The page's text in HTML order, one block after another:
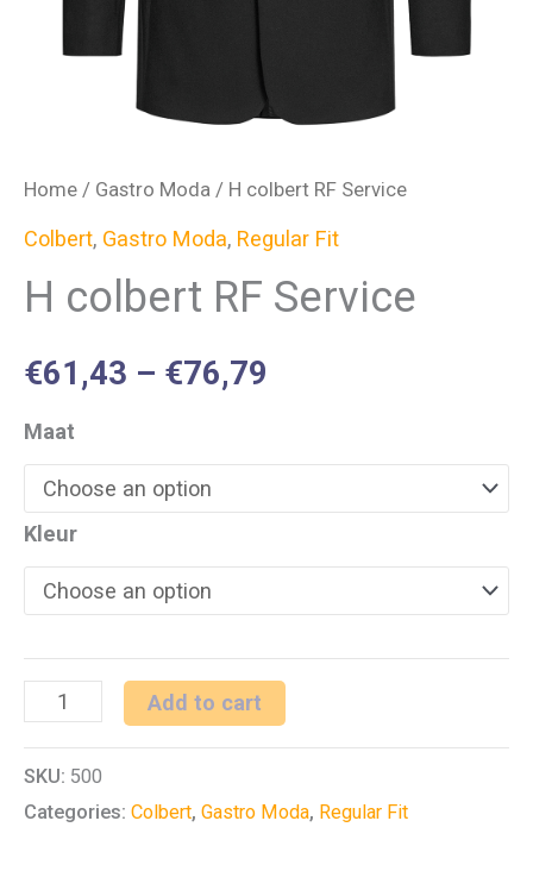
Home / Gastro Moda / H colbert RF Service
Colbert, Gastro Moda, Regular Fit
H colbert RF Service
€61,43 – €76,79
Maat
Kleur
RF
Service
Add to cart
SKU: 500
Categories: Colbert, Gastro Moda, Regular Fit